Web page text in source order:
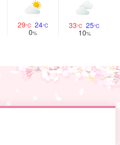
29 24
0
33 25
10